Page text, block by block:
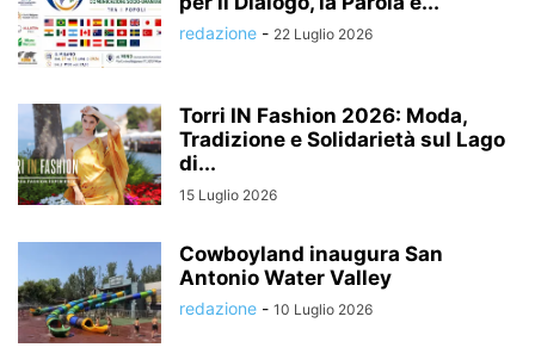
redazione - 22 Luglio 2026
Torri IN Fashion 2026: Moda,
Tradizione e Solidarietà sul Lago
di...
15 Luglio 2026
Cowboyland inaugura San
Antonio Water Valley
redazione - 10 Luglio 2026